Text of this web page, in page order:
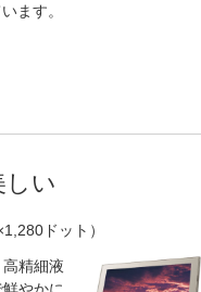
ます。
しい
ドット）
精細液